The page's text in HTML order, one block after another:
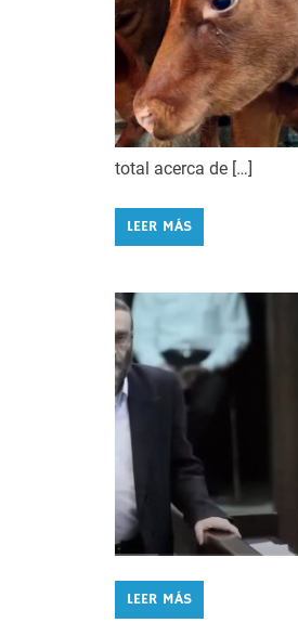
total acerca de […]
LEER MÁS
LEER MÁS